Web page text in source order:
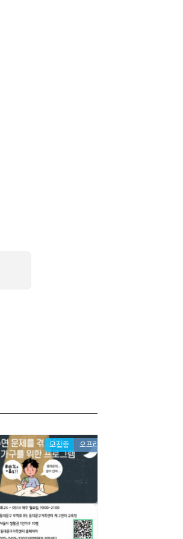
모집중 오프라인